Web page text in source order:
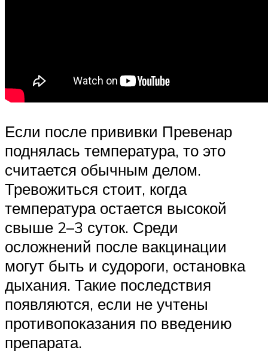
Если после прививки Превенар
поднялась температура, то это
считается обычным делом.
Тревожиться стоит, когда
температура остается высокой
свыше 2–3 суток. Среди
осложнений после вакцинации
могут быть и судороги, остановка
дыхания. Такие последствия
появляются, если не учтены
противопоказания по введению
препарата.